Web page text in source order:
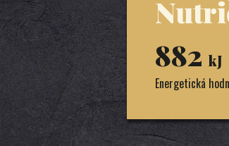
882 kJ
Energetická